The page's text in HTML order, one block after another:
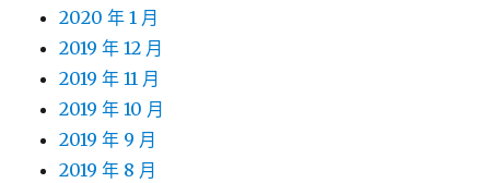
2020 年 1 月
2019 年 12 月
2019 年 11 月
2019 年 10 月
2019 年 9 月
2019 年 8 月